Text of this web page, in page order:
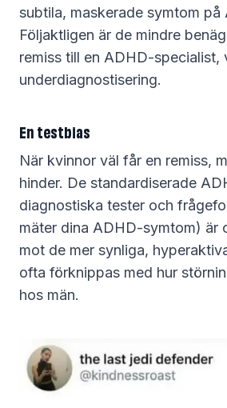
subtila, maskerade symtom på
Följaktligen är de mindre
remiss till en ADHD-specialist,
underdiagnostisering.
En testbias
När kvinnor väl får en remiss,
hinder. De standardiserade
diagnostiska tester och
mäter dina ADHD-symtom) är
mot de mer synliga,
ofta förknippas med hur
hos män.